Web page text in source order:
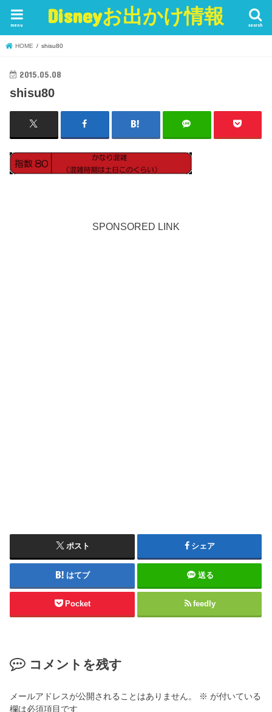
Disneyお出かけ情報 search
menu
HOME shisu80
2015.05.08
shisu80
SPONSORED LINK
ポスト シェア
はてブ 送る
Pocket feedly
コメントを残す
メールアドレスが公開されることはありません。 ※ が付いている
欄は必須項目です